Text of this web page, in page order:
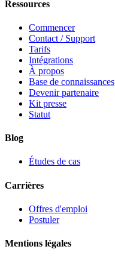
Ressources
Commencer
Contact / Support
Tarifs
Intégrations
À propos
Base de connaissances
Devenir partenaire
Kit presse
Statut
Blog
Études de cas
Carrières
Offres d'emploi
Postuler
Mentions légales